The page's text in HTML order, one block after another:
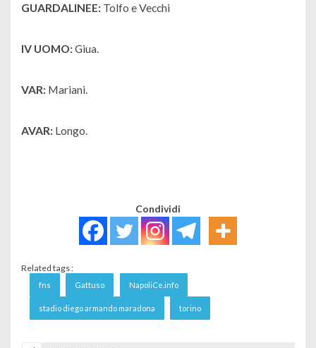
GUARDALINEE: Tolfo e Vecchi
IV UOMO:Giua.
VAR: Mariani.
AVAR: Longo.
Condividi
Related tags :
fns Gattuso NapoliCe.info
stadio diego armando maradona torino